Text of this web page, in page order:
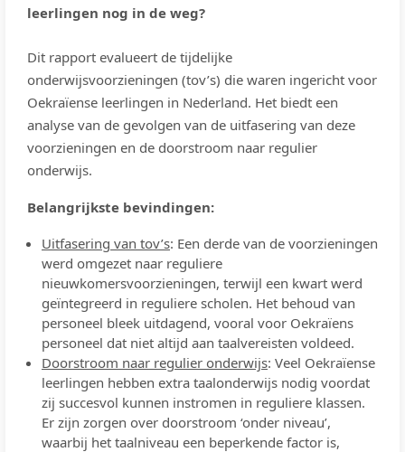
leerlingen nog in de weg?
Dit rapport evalueert de tijdelijke
onderwijsvoorzieningen (tov’s) die waren ingericht voor
Oekraïense leerlingen in Nederland. Het biedt een
analyse van de gevolgen van de uitfasering van deze
voorzieningen en de doorstroom naar regulier
onderwijs.
Belangrijkste bevindingen:
Uitfasering van tov’s: Een derde van de voorzieningen
werd omgezet naar reguliere
nieuwkomersvoorzieningen, terwijl een kwart werd
geïntegreerd in reguliere scholen. Het behoud van
personeel bleek uitdagend, vooral voor Oekraïens
personeel dat niet altijd aan taalvereisten voldeed.
Doorstroom naar regulier onderwijs: Veel Oekraïense
leerlingen hebben extra taalonderwijs nodig voordat
zij succesvol kunnen instromen in reguliere klassen.
Er zijn zorgen over doorstroom ‘onder niveau’,
waarbij het taalniveau een beperkende factor is,